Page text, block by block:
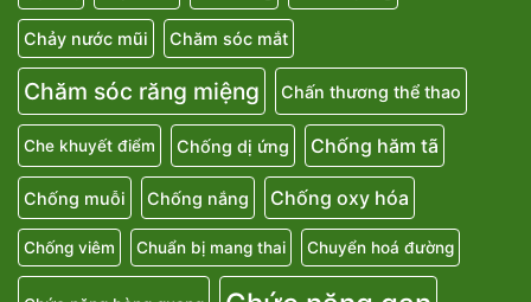
Chảy nước mũi Chăm sóc mắt
Chăm sóc răng miệng Chấn thương thể thao
Che khuyết điểm Chống dị ứng Chống hăm tã
Chống muỗi Chống nắng Chống oxy hóa
Chống viêm Chuẩn bị mang thai Chuyển hoá đường